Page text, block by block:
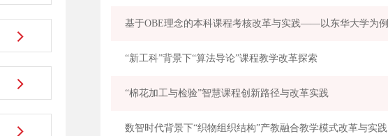
基于OBE理念的本科课程考核改革与实践——以东华大学为例
“新工科”背景下“算法导论”课程教学改革探索
“棉花加工与检验”智慧课程创新路径与改革实践
数智时代背景下“织物组织结构”产教融合教学模式改革与实践